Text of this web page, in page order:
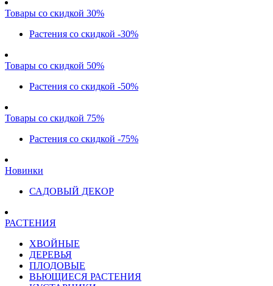
Товары со скидкой 30%
Растения со скидкой -30%
Товары со скидкой 50%
Растения со скидкой -50%
Товары со скидкой 75%
Растения со скидкой -75%
Новинки
САДОВЫЙ ДЕКОР
РАСТЕНИЯ
ХВОЙНЫЕ
ДЕРЕВЬЯ
ПЛОДОВЫЕ
ВЬЮЩИЕСЯ РАСТЕНИЯ